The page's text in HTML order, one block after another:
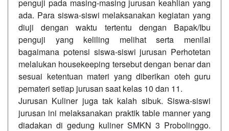
penguji pada masing-masing jurusan keahlian yang
ada. Para siswa-siswi melaksanakan kegiatan yang
diuji dengan waktu tertentu dengan Bapak/Ibu
penguji yang keliling melihat serta menilai
bagaimana potensi siswa-siswi jurusan Perhotetan
melalukan housekeeping tersebut dengan benar dan
sesuai ketentuan materi yang diberikan oteh guru
pemateri setiap jurusan saat kelas 10 dan 11.
Jurusan Kuliner juga tak kalah sibuk. Siswa-siswi
jurusan ini melaksanakan praktik table manner yang
diadakan di gedung kuliner SMKN 3 Probolinggo.